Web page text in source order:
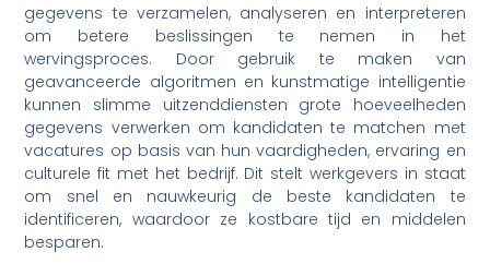
gegevens te verzamelen, analyseren en interpreteren
om betere beslissingen te nemen in het
wervingsproces. Door gebruik te maken van
geavanceerde algoritmen en kunstmatige intelligentie
kunnen slimme uitzenddiensten grote hoeveelheden
gegevens verwerken om kandidaten te matchen met
vacatures op basis van hun vaardigheden, ervaring en
culturele fit met het bedrijf. Dit stelt werkgevers in staat
om snel en nauwkeurig de beste kandidaten te
identificeren, waardoor ze kostbare tijd en middelen
besparen.